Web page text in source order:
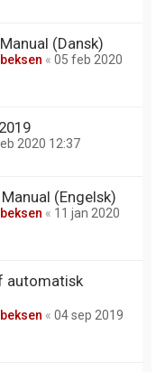
(Dansk)
« 05 feb 2020
2020 12:37
(Engelsk)
« 11 jan 2020
automatisk
« 04 sep 2019